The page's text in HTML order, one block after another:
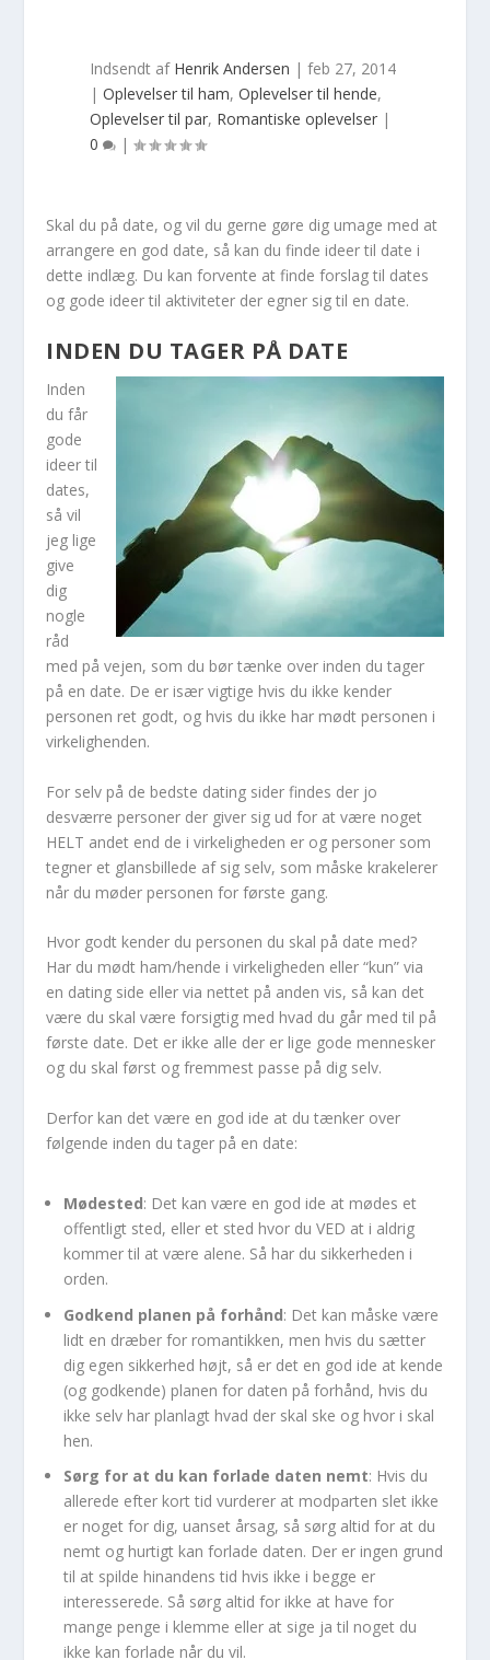
Indsendt af Henrik Andersen |feb 27, 2014
|Oplevelser til ham,Oplevelser til hende,
Oplevelser til par, Romantiske oplevelser |
0
|
Skal du på date, og vil du gerne gøre dig umage med at
arrangere en god date, så kan du finde ideer til date i
dette indlæg. Du kan forvente at finde forslag til dates
og gode ideer til aktiviteter der egner sig til en date.
INDEN DU TAGER PÅ DATE
Inden
du får
gode
ideer til
dates,
så vil
jeg lige
give
dig
nogle
råd
med på vejen, som du bør tænke over inden du tager
på en date. De er især vigtige hvis du ikke kender
personen ret godt, og hvis du ikke har mødt personen i
virkelighenden.
For selv på de bedste dating sider findes der jo
desværre personer der giver sig ud for at være noget
HELT andet end de i virkeligheden er og personer som
tegner et glansbillede af sig selv, som måske krakelerer
når du møder personen for første gang.
Hvor godt kender du personen du skal på date med?
Har du mødt ham/hende i virkeligheden eller “kun” via
en dating side eller via nettet på anden vis, så kan det
være du skal være forsigtig med hvad du går med til på
første date. Det er ikke alle der er lige gode mennesker
og du skal først og fremmest passe på dig selv.
Derfor kan det være en god ide at du tænker over
følgende inden du tager på en date:
Mødested: Det kan være en god ide at mødes et
offentligt sted, eller et sted hvor du VED at i aldrig
kommer til at være alene. Så har du sikkerheden i
orden.
Godkend planen på forhånd: Det kan måske være
lidt en dræber for romantikken, men hvis du sætter
dig egen sikkerhed højt, så er det en god ide at kende
(og godkende) planen for daten på forhånd, hvis du
ikke selv har planlagt hvad der skal ske og hvor i skal
hen.
Sørg for at du kan forlade daten nemt: Hvis du
allerede efter kort tid vurderer at modparten slet ikke
er noget for dig, uanset årsag, så sørg altid for at du
nemt og hurtigt kan forlade daten. Der er ingen grund
til at spilde hinandens tid hvis ikke i begge er
interesserede. Så sørg altid for ikke at have for
mange penge i klemme eller at sige ja til noget du
ikke kan forlade når du vil.